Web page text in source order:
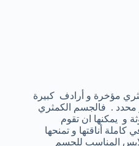
مؤخرة و أرادف كبيرة
. فالجسم الكمثري
و يمكنها ان تقوم
كاملة أناقتها و تمنحها
المناسب للجسم